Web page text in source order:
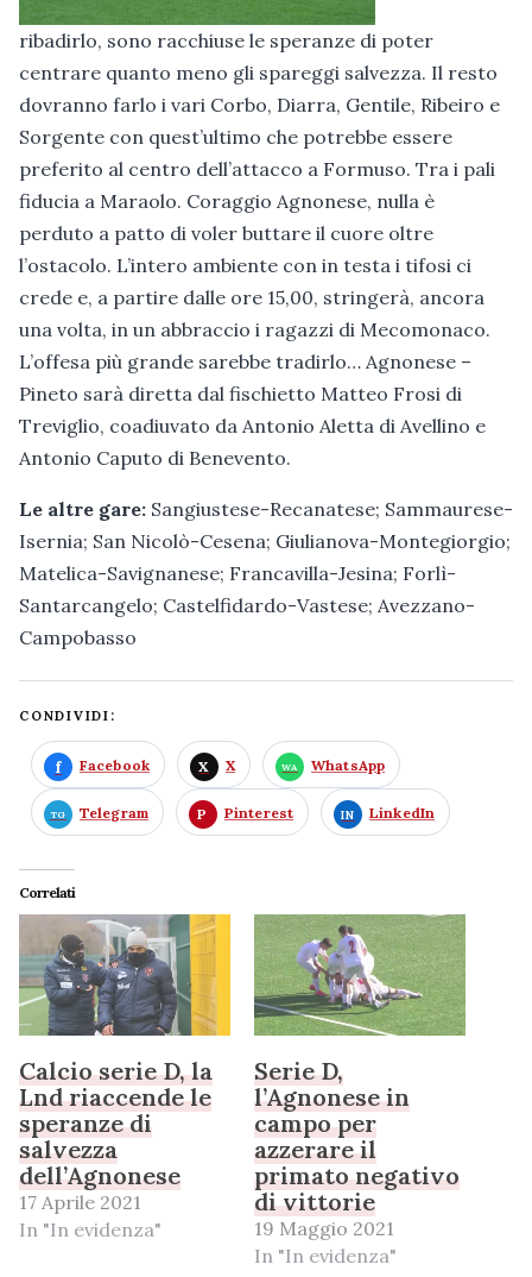
ribadirlo, sono racchiuse le speranze di poter
centrare quanto meno gli spareggi salvezza. Il resto
dovranno farlo i vari Corbo, Diarra, Gentile, Ribeiro e
Sorgente con quest’ultimo che potrebbe essere
preferito al centro dell’attacco a Formuso. Tra i pali
fiducia a Maraolo. Coraggio Agnonese, nulla è
perduto a patto di voler buttare il cuore oltre
l’ostacolo. L’intero ambiente con in testa i tifosi ci
crede e, a partire dalle ore 15,00, stringerà, ancora
una volta, in un abbraccio i ragazzi di Mecomonaco.
L’offesa più grande sarebbe tradirlo… Agnonese –
Pineto sarà diretta dal fischietto Matteo Frosi di
Treviglio, coadiuvato da Antonio Aletta di Avellino e
Antonio Caputo di Benevento.
Le altre gare: Sangiustese-Recanatese; Sammaurese-
Isernia; San Nicolò-Cesena; Giulianova-Montegiorgio;
Matelica-Savignanese; Francavilla-Jesina; Forlì-
Santarcangelo; Castelfidardo-Vastese; Avezzano-
Campobasso
CONDIVIDI:
Facebook X WhatsApp
Telegram Pinterest LinkedIn
Correlati
Calcio serie D, la
Lnd riaccende le
speranze di
salvezza
dell’Agnonese
17 Aprile 2021
In "In evidenza"
Serie D,
l’Agnonese in
campo per
azzerare il
primato negativo
di vittorie
19 Maggio 2021
In "In evidenza"